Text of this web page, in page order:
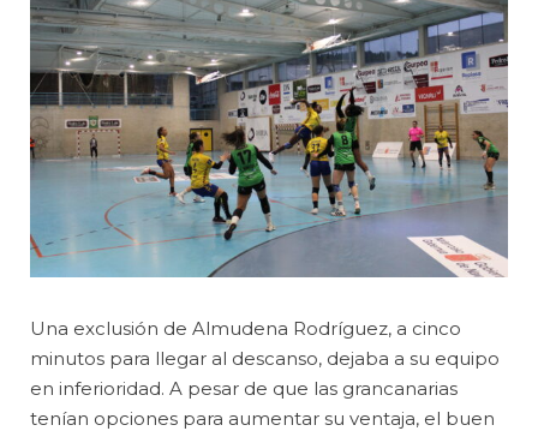
Una exclusión de Almudena Rodríguez, a cinco
minutos para llegar al descanso, dejaba a su equipo
en inferioridad. A pesar de que las grancanarias
tenían opciones para aumentar su ventaja, el buen